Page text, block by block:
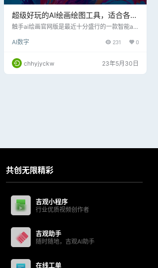
超级好玩的AI绘画绘图工具，适合各类
行业影视创作人，视频片尾附下载网址
触手ai绘画官网版是最近十分盛行的一款智能ai
为你生成美丽的绘画作品，很多功能都是免费运
AI数字 231 0
chhyjyckw 23年5月30日
共创无限精彩
吉观小程序
行业优质视频创作者
吉观助手
随时随地，吉观AI助手
在线工单